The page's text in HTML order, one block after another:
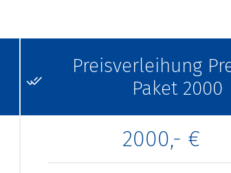
Preisverleihung
Paket 2000
2000,- €